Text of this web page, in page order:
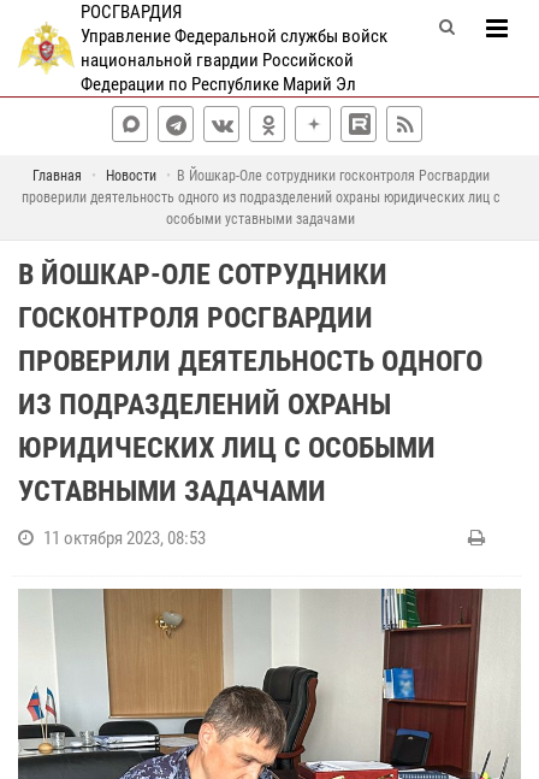
РОСГВАРДИЯ
Управление Федеральной службы войск
национальной гвардии Российской
Федерации по Республике Марий Эл
Главная Новости
В Йошкар-Оле сотрудники госконтроля Росгвардии
проверили деятельность одного из подразделений охраны юридических лиц с
особыми уставными задачами
В ЙОШКАР-ОЛЕ СОТРУДНИКИ
ГОСКОНТРОЛЯ РОСГВАРДИИ
ПРОВЕРИЛИ ДЕЯТЕЛЬНОСТЬ ОДНОГО
ИЗ ПОДРАЗДЕЛЕНИЙ ОХРАНЫ
ЮРИДИЧЕСКИХ ЛИЦ С ОСОБЫМИ
УСТАВНЫМИ ЗАДАЧАМИ
11 октября 2023, 08:53